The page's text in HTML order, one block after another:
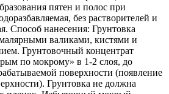
пятен и полос при
без растворителей и
Способ нанесения: Грунтовка
валиками, кистями и
Грунтовочный концентрат
по мокрому» в 1-2 слоя, до
поверхности (появление
Грунтовка не должна